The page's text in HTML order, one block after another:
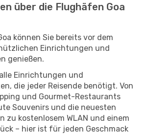
über die Flughäfen Goa
können Sie bereits vor dem
Einrichtungen und
genießen.
Einrichtungen und
die jeder Reisende benötigt. Von
und Gourmet-Restaurants
Souvenirs und die neuesten
zu kostenlosem WLAN und einem
– hier ist für jeden Geschmack